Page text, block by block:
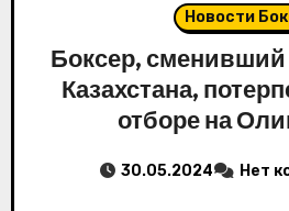
Новости
Боксер, сменивший
Казахстана,
отборе на
30.05.2024 Нет